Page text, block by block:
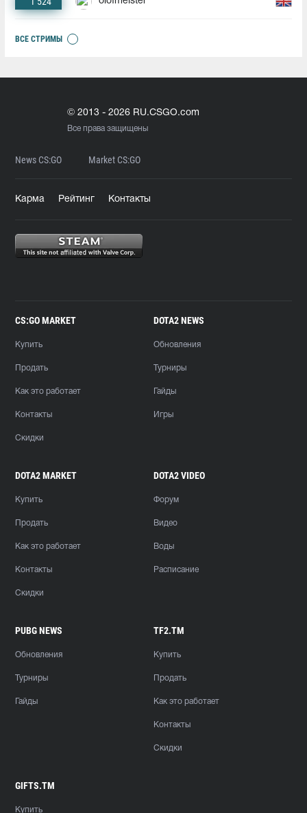
ВСЕ СТРИМЫ
© 2013 - 2026 RU.CSGO.com
Все права защищены
News CS:GO Market CS:GO
Карма Рейтинг Контакты
CS:GO MARKET
Купить
Продать
Как это работает
Контакты
Скидки
DOTA2 NEWS
Обновления
Турниры
Гайды
Игры
DOTA2 MARKET
Купить
Продать
Как это работает
Контакты
Скидки
DOTA2 VIDEO
Форум
Видео
Воды
Расписание
PUBG NEWS
Обновления
Турниры
Гайды
TF2.TM
Купить
Продать
Как это работает
Контакты
Скидки
GIFTS.TM
Купить